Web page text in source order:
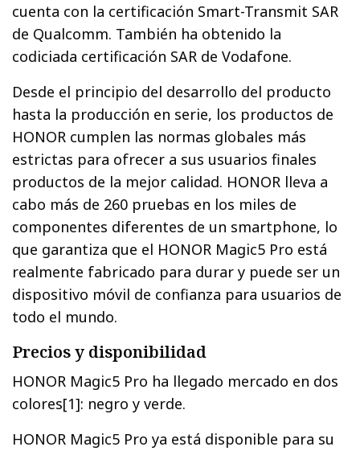
cuenta con la certificación Smart-Transmit SAR
de Qualcomm. También ha obtenido la
codiciada certificación SAR de Vodafone.
Desde el principio del desarrollo del producto
hasta la producción en serie, los productos de
HONOR cumplen las normas globales más
estrictas para ofrecer a sus usuarios finales
productos de la mejor calidad. HONOR lleva a
cabo más de 260 pruebas en los miles de
componentes diferentes de un smartphone, lo
que garantiza que el HONOR Magic5 Pro está
realmente fabricado para durar y puede ser un
dispositivo móvil de confianza para usuarios de
todo el mundo.
Precios y disponibilidad
HONOR Magic5 Pro ha llegado mercado en dos
colores[1]: negro y verde.
HONOR Magic5 Pro ya está disponible para su